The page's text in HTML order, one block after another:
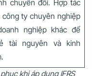
chuyển đổi. Hợp tác
công ty chuyên nghiệp
nghiệp khác để
tài nguyên và kinh
khi áp dụng IFRS